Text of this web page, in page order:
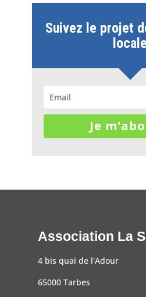
Suivez le projet
locale
Je
Association La
4 bis quai de l'Adour
65000 Tarbes